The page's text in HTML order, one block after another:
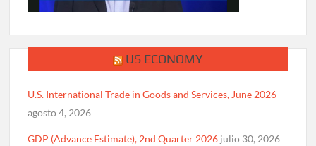
US ECONOMY
U.S. International Trade in Goods and Services, June 2026
agosto 4, 2026
GDP (Advance Estimate), 2nd Quarter 2026 julio 30, 2026